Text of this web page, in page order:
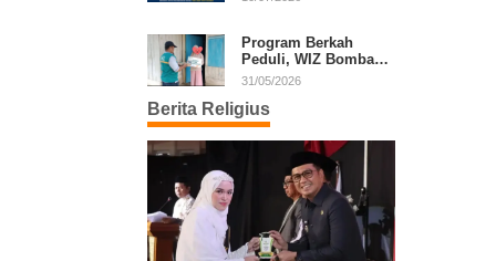
Program Berkah
Peduli, WIZ Bombana
Bantu Lansia dan
31/05/2026
Berita Religius